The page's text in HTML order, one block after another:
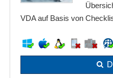
VDA auf Basis von